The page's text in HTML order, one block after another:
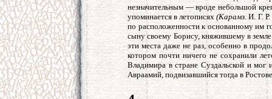
незначительным — вроде небольшой
упоминается в летописях(Карамз. И. Г.
по расположенности к основанному им
сыну своему Борису, княжившему в
эти места даже не раз, особенно в
котором почти ничего не сохранили
Владимира в стране Суздальской и
Авраамий, подвизавшийся тогда в